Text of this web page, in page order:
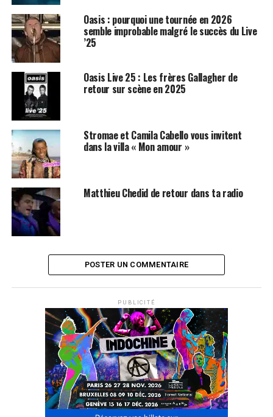
Oasis : pourquoi une tournée en 2026
semble improbable malgré le succès du Live
’25
Oasis Live 25 : Les frères Gallagher de
retour sur scène en 2025
Stromae et Camila Cabello vous invitent
dans la villa « Mon amour »
Matthieu Chedid de retour dans ta radio
POSTER UN COMMENTAIRE
PUBLICITÉ